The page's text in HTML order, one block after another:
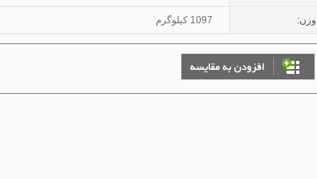
وزن: 1097 کیلوگرم